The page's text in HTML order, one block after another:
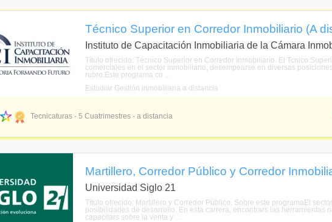
Técnico Superior en Corredor Inmobiliario (A
Instituto de Capacitación Inmobiliaria de la Cámara
Título ofrecido: Técnico Superior en Corredor Inmobiliario. El Tcnico
comerciales en el sector inmobiliario, desempearse en diversas
rubro.Este programa co ...
Estudiar Gestión inmobiliaria a distancia
Tecnicaturas - 5 Cuatrimestres - a distancia
Martillero, Corredor Público y Corredor
Universidad Siglo 21
Título ofrecido: Martillero y Corredor Público. Sobre este programaEl
posibilidades de desarrollo. En esta carrera, encontrars las herramientas
capacitars sobre la venta y ...